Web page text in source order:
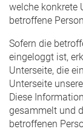
welche konkrete
betroffene
Sofern die
eingeloggt ist,
Unterseite, die
Unterseite
Diese
gesammelt und
betroffenen